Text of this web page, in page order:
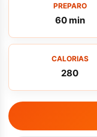
PREPARO
60 min
CALORIAS
280